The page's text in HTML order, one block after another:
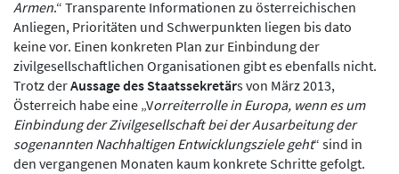
Armen.“ Transparente Informationen zu österreichischen
Anliegen, Prioritäten und Schwerpunkten liegen bis dato
keine vor. Einen konkreten Plan zur Einbindung der
zivilgesellschaftlichen Organisationen gibt es ebenfalls nicht.
Trotz derAussage des Staatssekretärs von März 2013,
Österreich habe eine „Vorreiterrolle in Europa, wenn es um
Einbindung der Zivilgesellschaft bei der Ausarbeitung der
sogenannten Nachhaltigen Entwicklungsziele geht“ sind in
den vergangenen Monaten kaum konkrete Schritte gefolgt.